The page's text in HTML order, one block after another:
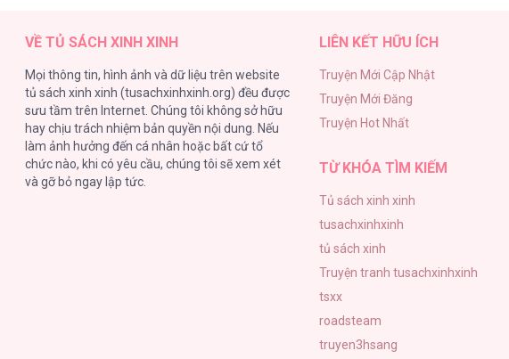
VỀ TỦ SÁCH XINH XINH
Mọi thông tin, hình ảnh và dữ liệu trên website
tủ sách xinh xinh (tusachxinhxinh.org) đều được
sưu tầm trên Internet. Chúng tôi không sở hữu
hay chịu trách nhiệm bản quyền nội dung. Nếu
làm ảnh hưởng đến cá nhân hoặc bất cứ tổ
chức nào, khi có yêu cầu, chúng tôi sẽ xem xét
và gỡ bỏ ngay lập tức.
LIÊN KẾT HỮU ÍCH
Truyện Mới Cập Nhật
Truyện Mới Đăng
Truyện Hot Nhất
TỪ KHÓA TÌM KIẾM
Tủ sách xinh xinh
tusachxinhxinh
tủ sách xinh
Truyện tranh tusachxinhxinh
tsxx
roadsteam
truyen3hsang